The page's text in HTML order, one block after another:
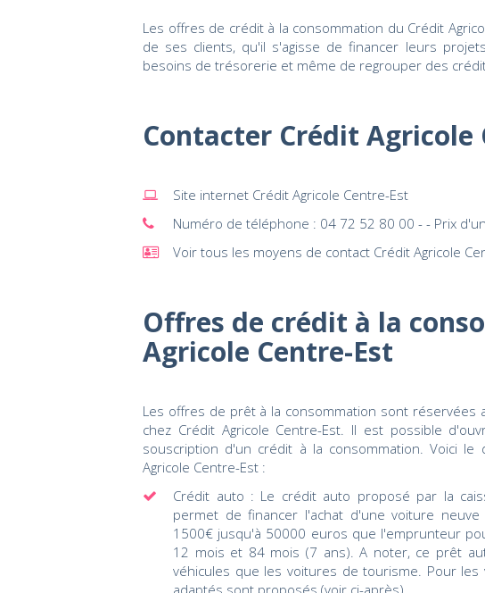
Les offres de crédit à la consommation du Crédit
de ses clients, qu'il s'agisse de financer leurs
besoins de trésorerie et même de regrouper des
Contacter Crédit Agricole
Site internet Crédit Agricole Centre-Est
Numéro de téléphone : 04 72 52 80 00 - - Prix
Voir tous les moyens de contact Crédit Agricole
Offres de crédit à la
Agricole Centre-Est
Les offres de prêt à la consommation sont
chez Crédit Agricole Centre-Est. Il est possible
souscription d'un crédit à la consommation. Voici
Agricole Centre-Est :
Crédit auto : Le crédit auto proposé par la
permet de financer l'achat d'une voiture
1500€ jusqu'à 50000 euros que l'emprunteur
12 mois et 84 mois (7 ans). A noter, ce prêt
véhicules que les voitures de tourisme. Pour
adaptés sont proposés (voir ci-après).